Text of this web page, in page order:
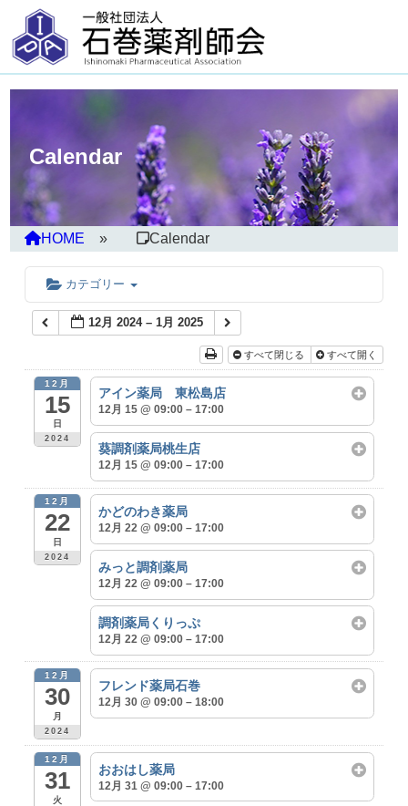
Calendar
HOME Calendar
カテゴリー
12月 2024 – 1月 2025
すべて閉じる すべて開く
12月
15
日
2024
アイン薬局 東松島店
12月 15 @ 09:00 – 17:00
葵調剤薬局桃生店
12月 15 @ 09:00 – 17:00
12月
22
日
2024
かどのわき薬局
12月 22 @ 09:00 – 17:00
みっと調剤薬局
12月 22 @ 09:00 – 17:00
調剤薬局くりっぷ
12月 22 @ 09:00 – 17:00
12月
30
月
2024
フレンド薬局石巻
12月 30 @ 09:00 – 18:00
12月
31
火
おおはし薬局
12月 31 @ 09:00 – 17:00